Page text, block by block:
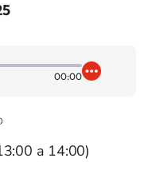
00:00
a 14:00)